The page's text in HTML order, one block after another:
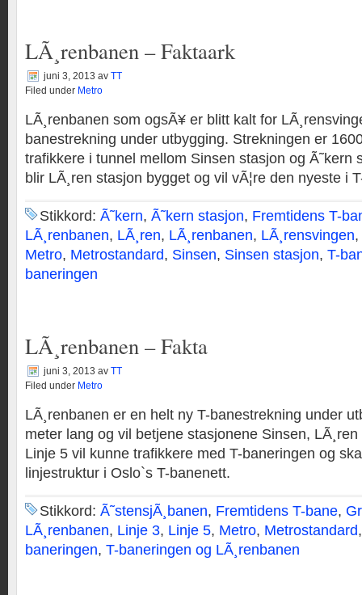
LÃ¸renbanen – Faktaark
juni 3, 2013 av TT
Filed under Metro
LÃ¸renbanen som ogsÃ¥ er blitt kalt for
banestrekning under utbygging. Strekningen er
trafikkere i tunnel mellom Sinsen stasjon og Ã˜kern
blir LÃ¸ren stasjon bygget og vil vÃ¦re den nyeste i
Stikkord: Ã˜kern, Ã˜kern stasjon, Fremtidens T-
LÃ¸renbanen, LÃ¸ren, LÃ¸renbanen, LÃ¸rensvingen,
Metro, Metrostandard, Sinsen, Sinsen stasjon, T-
baneringen
LÃ¸renbanen – Fakta
juni 3, 2013 av TT
Filed under Metro
LÃ¸renbanen er en helt ny T-banestrekning under
meter lang og vil betjene stasjonene Sinsen,
Linje 5 vil kunne trafikkere med T-baneringen og
linjestruktur i Oslo`s T-banenett.
Stikkord: Ã˜stensjÃ¸banen, Fremtidens T-bane,
LÃ¸renbanen, Linje 3, Linje 5, Metro, Metrostandard
baneringen, T-baneringen og LÃ¸renbanen